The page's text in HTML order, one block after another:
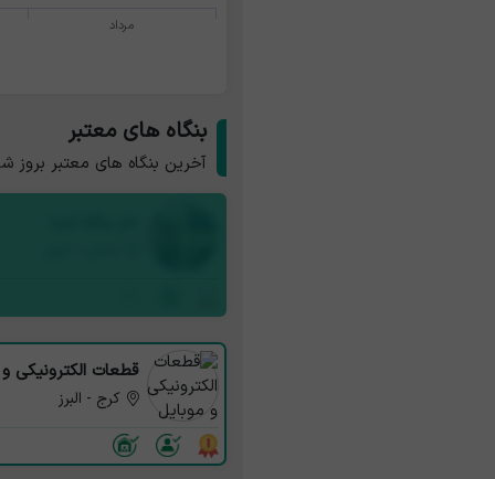
مرداد
بنگاه های معتبر
آخرین بنگاه های معتبر بروز
قطعات الکترونیکی
کرج - البرز